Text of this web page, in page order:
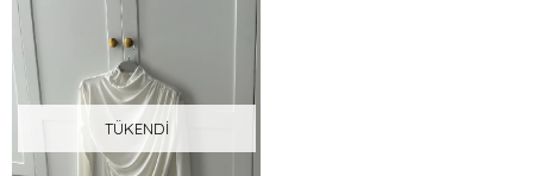
TÜKENDI